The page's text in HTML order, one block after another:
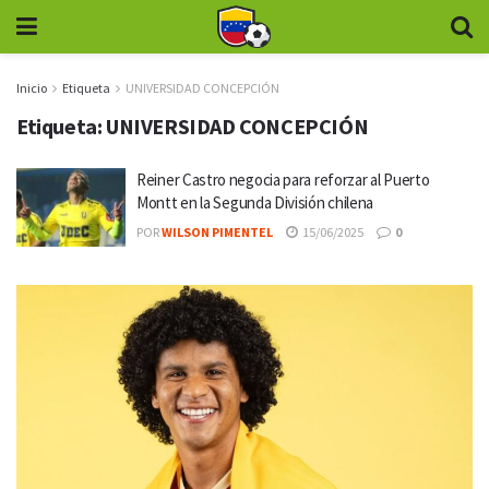
Inicio Etiqueta UNIVERSIDAD CONCEPCIÓN
Etiqueta: UNIVERSIDAD CONCEPCIÓN
Reiner Castro negocia para reforzar al Puerto
Montt en la Segunda División chilena
PORWILSON PIMENTEL 15/06/2025 0